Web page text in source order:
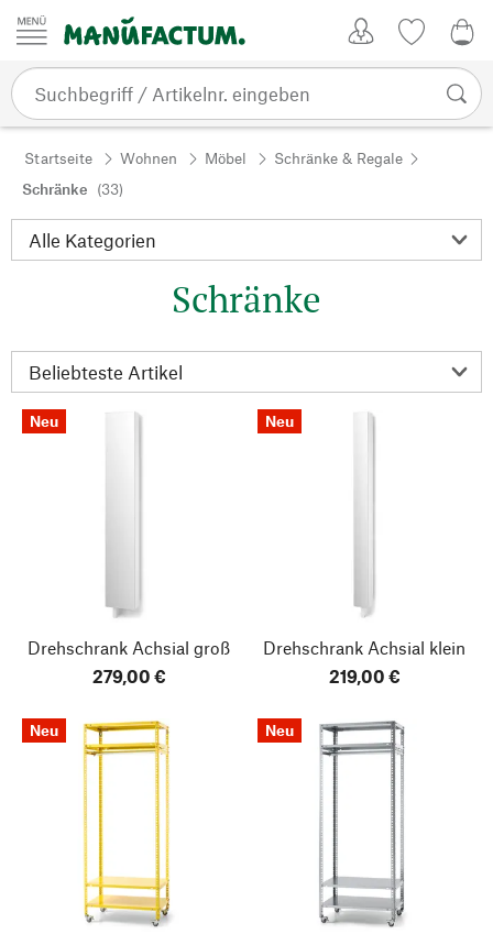
Zum Inhalt springen
Startseite Wohnen Möbel
Schränke & Regale
Schränke (33)
Schränke
Neu
Drehschrank Achsial groß
279,00 €
Neu
Drehschrank Achsial klein
219,00 €
Neu Neu